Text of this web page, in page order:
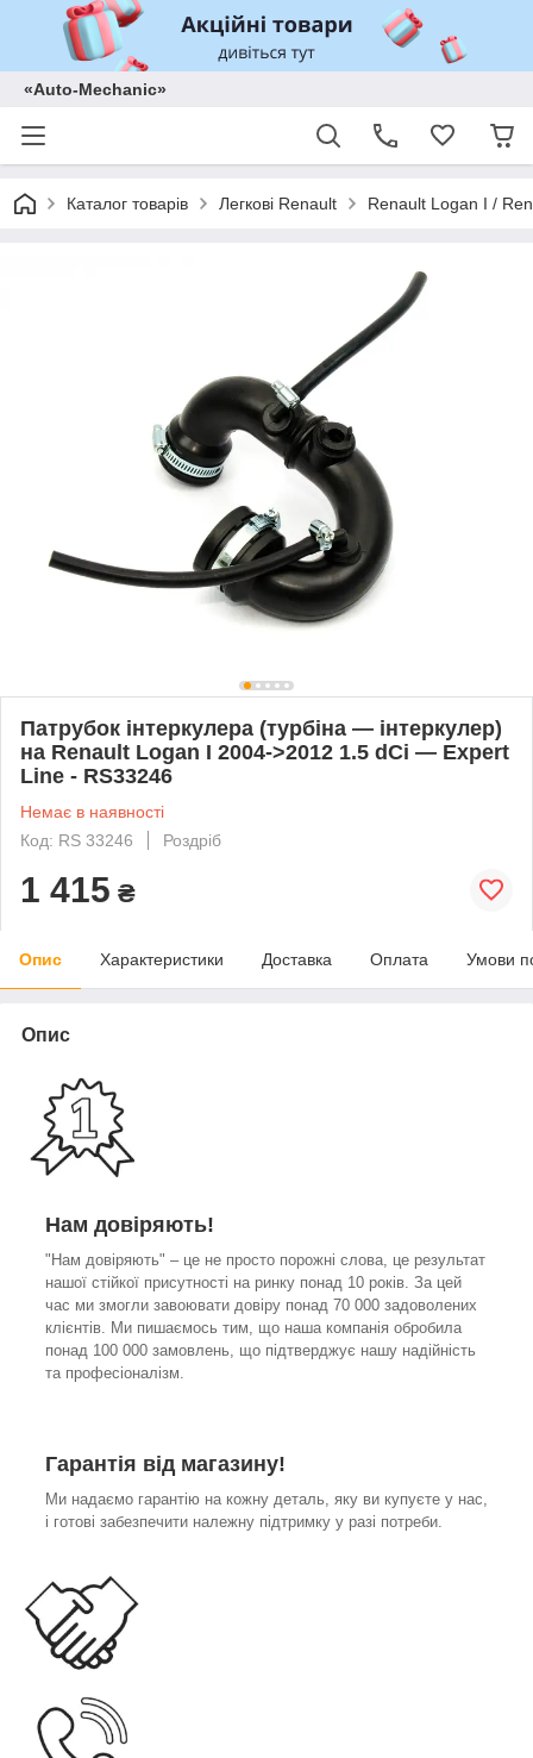
«Auto-Mechanic»
Каталог товарів Легкові Renault Renault Logan I /
Патрубок інтеркулера (турбіна — інтеркулер)
на Renault Logan I 2004->2012 1.5 dCi — Expert
Line - RS33246
Немає в наявності
Код: RS 33246
Роздріб
1 415 ₴
Опис Характеристики Доставка Оплата Умови
Опис
Нам довіряють!
"Нам довіряють" – це не просто порожні слова, це результат
нашої стійкої присутності на ринку понад 10 років. За цей
час ми змогли завоювати довіру понад 70 000 задоволених
клієнтів. Ми пишаємось тим, що наша компанія обробила
понад 100 000 замовлень, що підтверджує нашу надійність
та професіоналізм.
Гарантія від магазину!
Ми надаємо гарантію на кожну деталь, яку ви купуєте у нас,
і готові забезпечити належну підтримку у разі потреби.